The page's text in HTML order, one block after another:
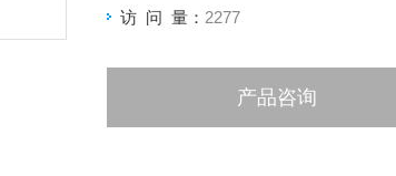
访 问 量： 2277
产品咨询